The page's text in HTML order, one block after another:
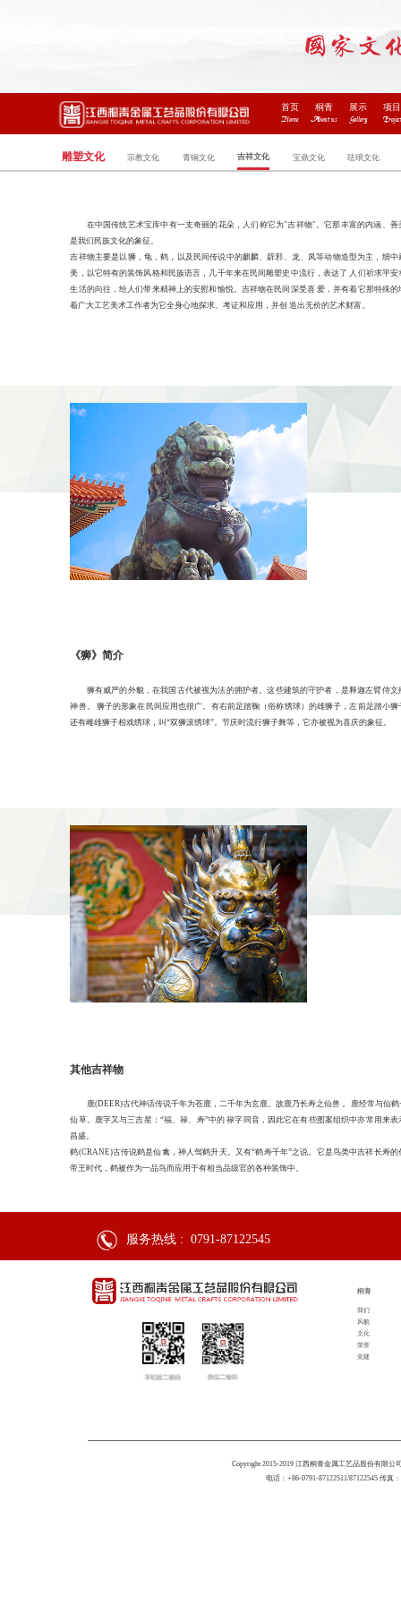
首页
Home
桐青
About us
展示
Gallery
项目
Project
雕塑文化 宗教文化 青铜文化 吉祥文化 宝鼎文化 珐琅文化
在中国传统艺术宝库中有一支奇丽的花朵，人们称它为"吉祥物"。它那丰富的内涵、善
是我们民族文化的象征。
吉祥物主要是以狮，龟，鹤，以及民间传说中的麒麟、辟邪、龙、凤等动物造型为主，细中
美，以它特有的装饰风格和民族语言，几千年来在民间雕塑史中流行，表达了 人们祈求平安
生活的向往，给人们带来精神上的安慰和愉悦。吉祥物在民间深受喜 爱，并有着它那特殊的
着广大工艺美术工作者为它全身心地探求、考证和应用，并创 造出无价的艺术财富。
《狮》简介
狮有威严的外貌，在我国古代被视为法的拥护者。这些建筑的守护者，是释迦左臂侍文
神兽。 狮子的形象在民间应用也很广。有右前足踏鞠（俗称绣球）的雄狮子，左前足踏小狮
还有雌雄狮子相戏绣球，叫“双狮滚绣球”。节庆时流行狮子舞等，它亦被视为喜庆的象征。
其他吉祥物
鹿(DEER)古代神话传说千年为苍鹿，二千年为玄鹿。故鹿乃长寿之仙兽 。鹿经常与仙
仙草。鹿字又与三吉星：“福、禄、寿”中的 禄字同音，因此它在有些图案组织中亦常用来表
昌盛。
鹤(CRANE)古传说鹤是仙禽，神人驾鹤升天。又有“鹤寿千年”之说。它是鸟类中吉祥长寿的
帝王时代，鹤被作为一品鸟而应用于有相当品级官的各种装饰中。
服务热线 : 0791-87122545
桐青
我们
风貌
文化
荣誉
党建
Copyright 2015-2019 江西桐青金属工艺品股份有限公
电话：+86-0791-87122511/87122545 传真